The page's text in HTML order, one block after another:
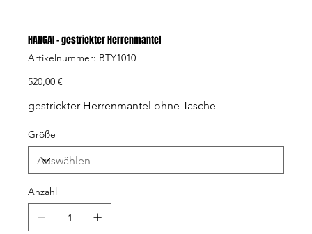
HANGAI - gestrickter Herrenmantel
Artikelnummer: Artikelnummer:
BTY1010
BTY1010
Preis
520,00 €
gestrickter Herrenmantel ohne Tasche
Größe
Anzahl